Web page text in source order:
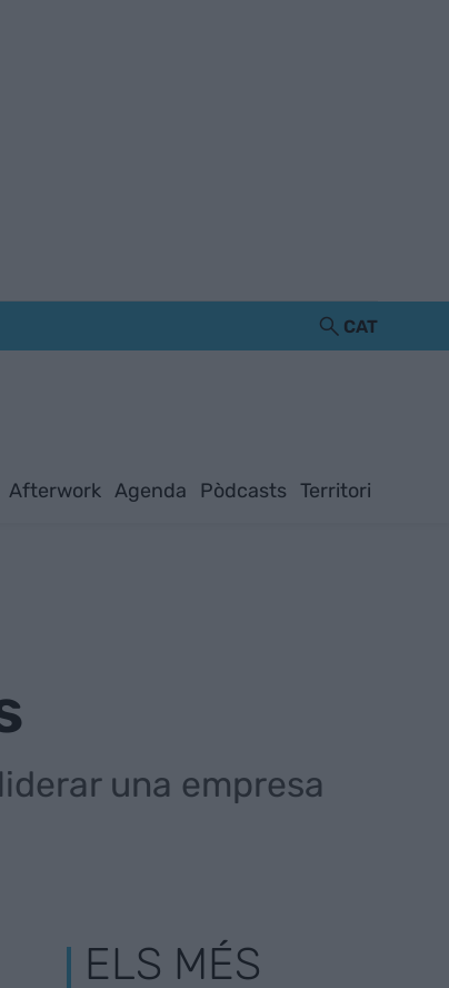
CAT
Afterwork Agenda Pòdcasts Territori
una empresa
ELS MÉS